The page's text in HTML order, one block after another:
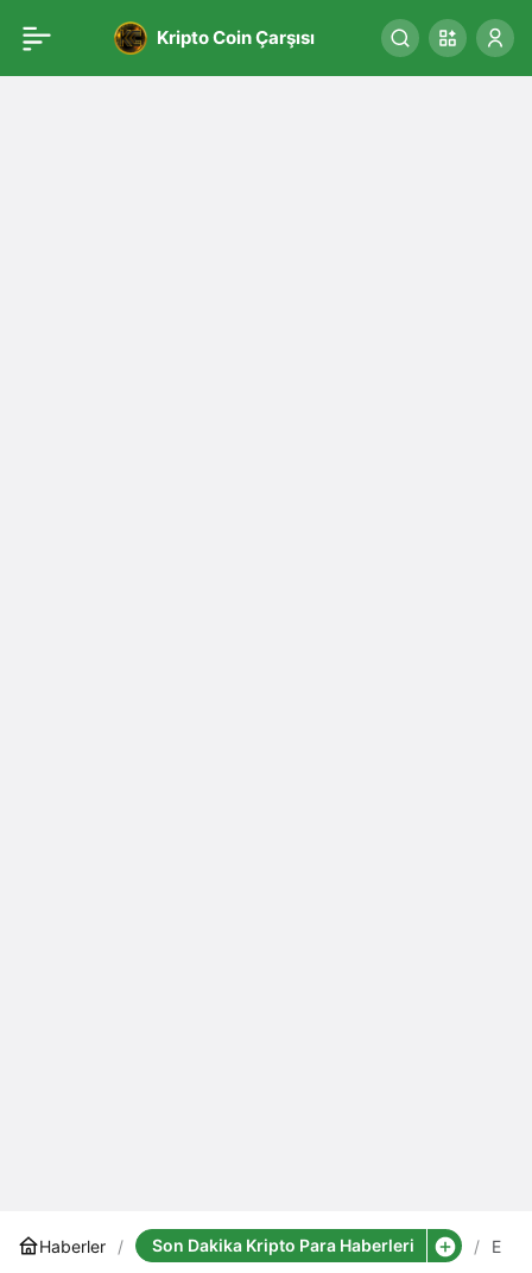
Kripto Coin Çarşısı
Haberler Son Dakika Kripto Para Haberleri